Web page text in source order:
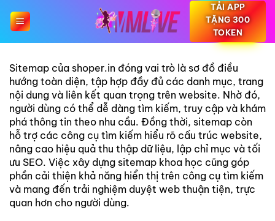
qua
TẢI APP
TẶNG 300
TOKEN
Sitemap của shoper.in đóng vai trò là sơ đồ điều
hướng toàn diện, tập hợp đầy đủ các danh mục, trang
nội dung và liên kết quan trọng trên website. Nhờ đó,
người dùng có thể dễ dàng tìm kiếm, truy cập và khám
phá thông tin theo nhu cầu. Đồng thời, sitemap còn
hỗ trợ các công cụ tìm kiếm hiểu rõ cấu trúc website,
nâng cao hiệu quả thu thập dữ liệu, lập chỉ mục và tối
ưu SEO. Việc xây dựng sitemap khoa học cũng góp
phần cải thiện khả năng hiển thị trên công cụ tìm kiếm
và mang đến trải nghiệm duyệt web thuận tiện, trực
quan hơn cho người dùng.